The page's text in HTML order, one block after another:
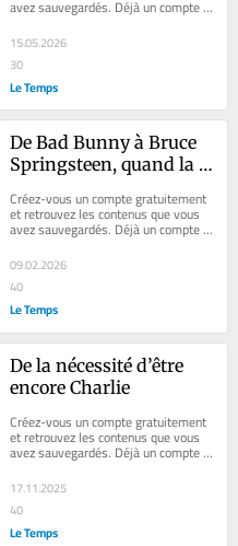
avez sauvegardés. Déjà un compte ?
Se connecter Faites plaisir à vos...
15.05.2026
30
Le Temps
De Bad Bunny à Bruce
Springsteen, quand la
politique
Créez-vous un compte gratuitement
et retrouvez les contenus que vous
avez sauvegardés. Déjà un compte ?
Se connecter Faites plaisir à vos...
09.02.2026
40
Le Temps
De la nécessité d’être
encore Charlie
Créez-vous un compte gratuitement
et retrouvez les contenus que vous
avez sauvegardés. Déjà un compte ?
Se connecter Faites plaisir à vos...
17.11.2025
40
Le Temps